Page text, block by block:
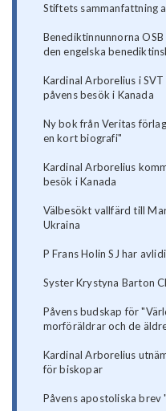
Stiftets sammanfattning
Benediktinnunnorna
den engelska
Kardinal Arborelius i
påvens besök i Kanada
Ny bok från Veritas
en kort biografi"
Kardinal Arborelius
besök i Kanada
Välbesökt vallfärd till
Ukraina
P Frans Holin SJ har
Syster Krystyna Barton
Påvens budskap för
morföräldrar och de
Kardinal Arborelius
för biskopar
Påvens apostoliska